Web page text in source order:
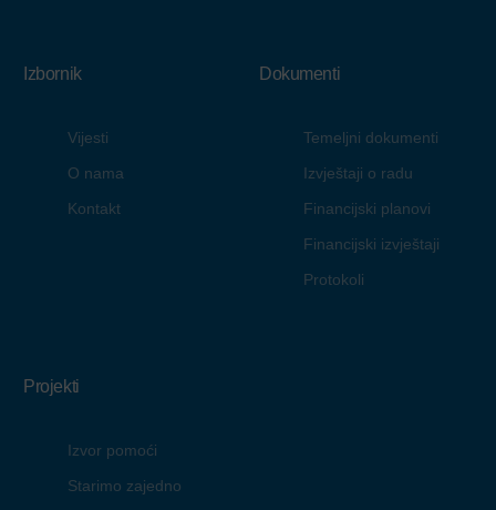
Izbornik
Vijesti
O nama
Kontakt
Dokumenti
Temeljni dokumenti
Izvještaji o radu
Financijski planovi
Financijski izvještaji
Protokoli
Projekti
Izvor pomoći
Starimo zajedno